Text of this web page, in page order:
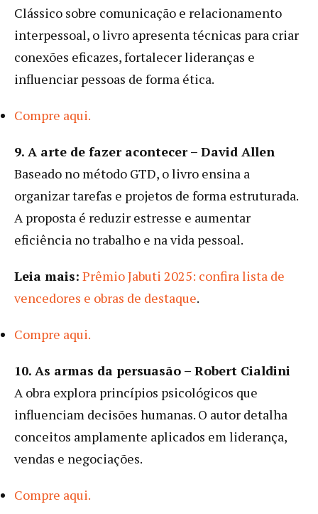
Clássico sobre comunicação e relacionamento
interpessoal, o livro apresenta técnicas para criar
conexões eficazes, fortalecer lideranças e
influenciar pessoas de forma ética.
Compre aqui.
9. A arte de fazer acontecer – David Allen
Baseado no método GTD, o livro ensina a
organizar tarefas e projetos de forma estruturada.
A proposta é reduzir estresse e aumentar
eficiência no trabalho e na vida pessoal.
Leia mais: Prêmio Jabuti 2025: confira lista de
vencedores e obras de destaque.
Compre aqui.
10. As armas da persuasão – Robert Cialdini
A obra explora princípios psicológicos que
influenciam decisões humanas. O autor detalha
conceitos amplamente aplicados em liderança,
vendas e negociações.
Compre aqui.